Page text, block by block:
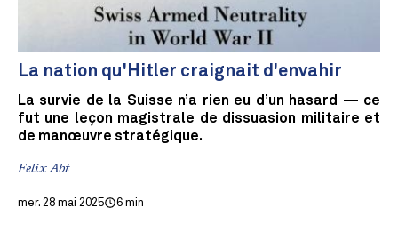
La nation qu'Hitler craignait d'envahir
La survie de la Suisse n’a rien eu d’un hasard — ce
fut une leçon magistrale de dissuasion militaire et
de manœuvre stratégique.
Felix Abt
mer. 28 mai 2025 6 min